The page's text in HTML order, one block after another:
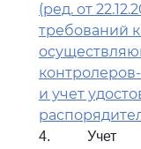
(ред. от
требований
и учет
4. Учет